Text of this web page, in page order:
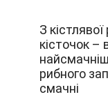
З
кісточок –
рибного
смачні